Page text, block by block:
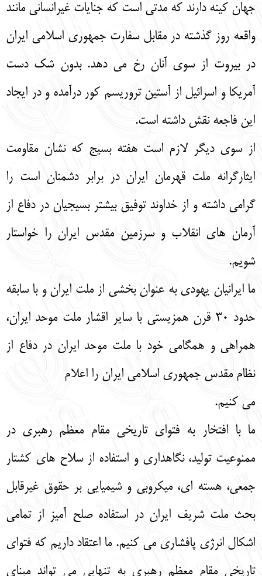
جهان کینه دارند که مدتی است که جنایات غیرانسانی مانند
واقعه روز گذشته در مقابل سفارت جمهوری اسلامی ایران
در بیروت از سوی آنان رخ می دهد. بدون شک دست
آمریکا و اسرائیل از آستین تروریسم کور درآمده و در ایجاد
این فاجعه نقش داشته است.
از سوی دیگر لازم است هفته بسیج که نشان مقاومت
ایثارگرانه ملت قهرمان ایران در برابر دشمنان است را
گرامی داشته و از خداوند توفیق بیشتر بسیجیان در دفاع از
آرمان های انقلاب و سرزمین مقدس ایران را خواستار
شویم.
ما ایرانیان یهودی به عنوان بخشی از ملت ایران و با سابقه
حدود 30 قرن همزیستی با سایر اقشار ملت موحد ایران،
همراهی و همگامی خود با ملت موحد ایران در دفاع از
نظام مقدس جمهوری اسلامی ایران را اعلام
می کنیم.
ما با افتخار به فتوای تاریخی مقام معظم رهبری در
ممنوعیت تولید، نگاهداری و استفاده از سلاح های کشتار
جمعی، هسته ای، میکروبی و شیمیایی بر حقوق غیرقابل
بحث ملت شریف ایران در استفاده صلح آمیز از تمامی
اشکال انرژی پافشاری می کنیم. ما اعتقاد داریم که فتوای
تاریخی مقام معظم رهبری به تنهایی می تواند مبنای